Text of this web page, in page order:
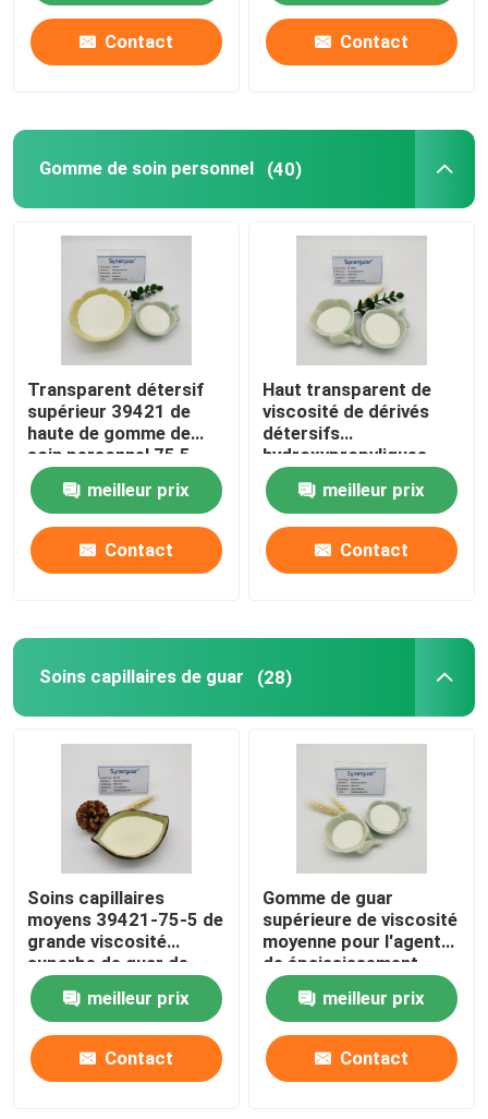
Gomme de guar cationique
Gomme de soin personnel
Soins capillaires de guar
Gomme de guar Fracking
Soins bucco-dentaires
gomme de guar carboxyméthylique
Additifs de fabrication du papier
Additif de peinture
Pâte de gomme de guar
Boue de gomme de guar
Groupement de l'agent
Gomme d'impression de tissus
personnels.
Contact
soins personnels.
Contact
Gomme de soin personnel (40)
Transparent détersif
supérieur 39421 de
haute de gomme de
soin personnel 75 5
meilleur prix
Contact
Haut transparent de
viscosité de dérivés
détersifs
hydroxypropyliques
supérieurs moyens de
guar
meilleur prix
Contact
Soins capillaires de guar (28)
Soins capillaires
moyens 39421-75-5 de
grande viscosité
superbe de guar de
substitution
hydroxypropylique
meilleur prix
Contact
Gomme de guar
supérieure de viscosité
moyenne pour l'agent
de épaississement
organique
hydroxypropylique de
conditionneur pour
cheveux
meilleur prix
Contact